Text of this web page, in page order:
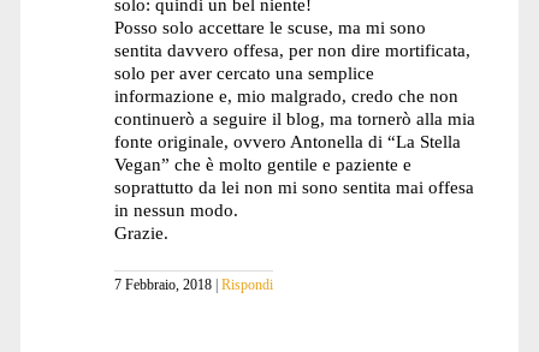
solo: quindi un bel niente!
Posso solo accettare le scuse, ma mi sono
sentita davvero offesa, per non dire mortificata,
solo per aver cercato una semplice
informazione e, mio malgrado, credo che non
continuerò a seguire il blog, ma tornerò alla mia
fonte originale, ovvero Antonella di “La Stella
Vegan” che è molto gentile e paziente e
soprattutto da lei non mi sono sentita mai offesa
in nessun modo.
Grazie.
7 Febbraio, 2018 Rispondi